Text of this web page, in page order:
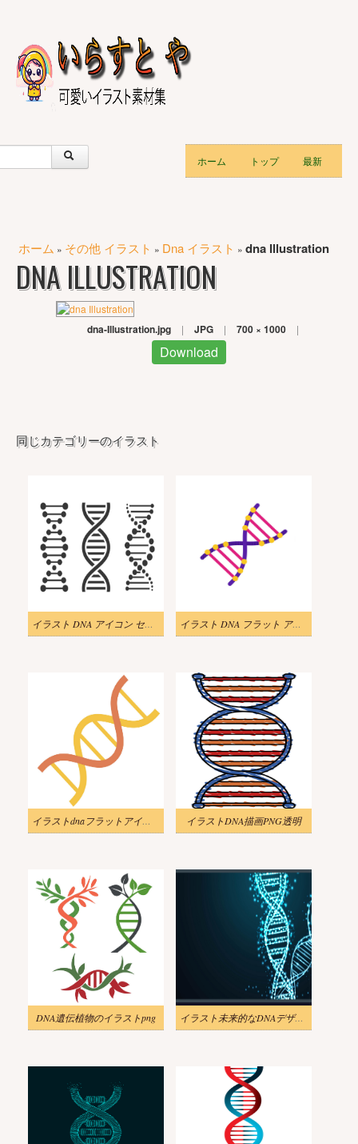
ホーム トップ 最新
ホーム » その他 イラスト » Dna イラスト » dna Illustration
DNA ILLUSTRATION
dna-Illustration.jpg | JPG | 700 × 1000 |
Download
同じカテゴリーのイラスト
イラスト DNA アイコン セット PNG 透明 イラスト DNA フラット アイコン PNG 透明
イラストdnaフラットアイコンpng イラストDNA描画PNG透明
DNA遺伝植物のイラストpng イラスト未来的なDNAデザインpng